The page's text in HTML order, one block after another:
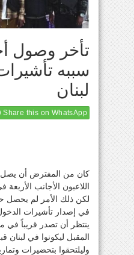
تأخر وصول
سببه
لبنان
Share this on WhatsApp
كان من المفترض أن يصل
اللاعبون الأجانب
لكن ذلك الأمر لم يحصل
في إصدار تأشيرات
ينتظر أن تصدر قريباً في
المقبل ليكونوا في لبنان
وليلتحقوا بتحضيرات